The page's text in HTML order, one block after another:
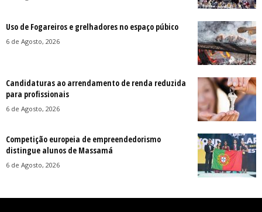
Uso de Fogareiros e grelhadores no espaço púbico
6 de Agosto, 2026
Candidaturas ao arrendamento de renda reduzida
para profissionais
6 de Agosto, 2026
Competição europeia de empreendedorismo
distingue alunos de Massamá
6 de Agosto, 2026